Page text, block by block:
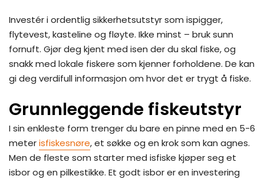
Investér i ordentlig sikkerhetsutstyr som ispigger,
flytevest, kasteline og fløyte. Ikke minst – bruk sunn
fornuft. Gjør deg kjent med isen der du skal fiske, og
snakk med lokale fiskere som kjenner forholdene. De kan
gi deg verdifull informasjon om hvor det er trygt å fiske.
Grunnleggende fiskeutstyr
I sin enkleste form trenger du bare en pinne med en 5-6
meterisfiskesnøre, et søkke og en krok som kan agnes.
Men de fleste som starter med isfiske kjøper seg et
isbor og en pilkestikke. Et godt isbor er en investering